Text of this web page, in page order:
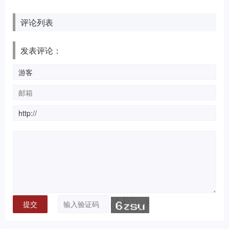
评论列表
发表评论：